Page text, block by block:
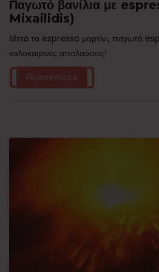
Παγωτό βανίλια με
Mixailidis)
Μετά το espresso μαρτίνι, παγωτό
καλοκαιρινές απολαύσεις!
Περισσότερα